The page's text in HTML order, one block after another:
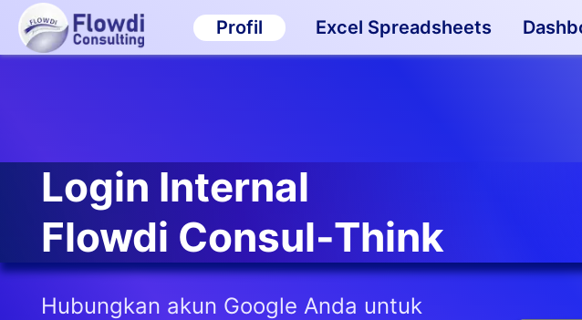
Profil Excel Spreadsheets
Login Internal
Flowdi Consul-Think
Hubungkan akun Google Anda untuk